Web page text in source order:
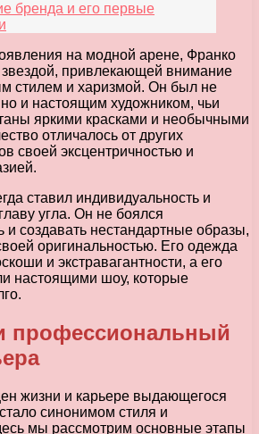
бренда и его первые
на модной арене, Франко
звездой, привлекающей внимание
стилем и харизмой. Он был не
и настоящим художником, чьи
яркими красками и необычными
отличалось от других
своей эксцентричностью и
ставил индивидуальность и
угла. Он не боялся
и создавать нестандартные образы,
оригинальностью. Его одежда
и экстравагантности, а его
настоящими шоу, которые
профессиональный
жизни и карьере выдающегося
синонимом стиля и
мы рассмотрим основные этапы